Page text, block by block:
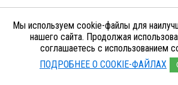
© 2014-2026 ООО «УК
Cоздание сайтов Иваново -
Политика
Мы используем cookie-файлы для
нашего сайта. Продолжая
соглашаетесь с использованием
ПОДРОБНЕЕ О COOKIE-ФАЙЛАХ